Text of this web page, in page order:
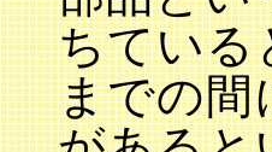
ちている
までの間